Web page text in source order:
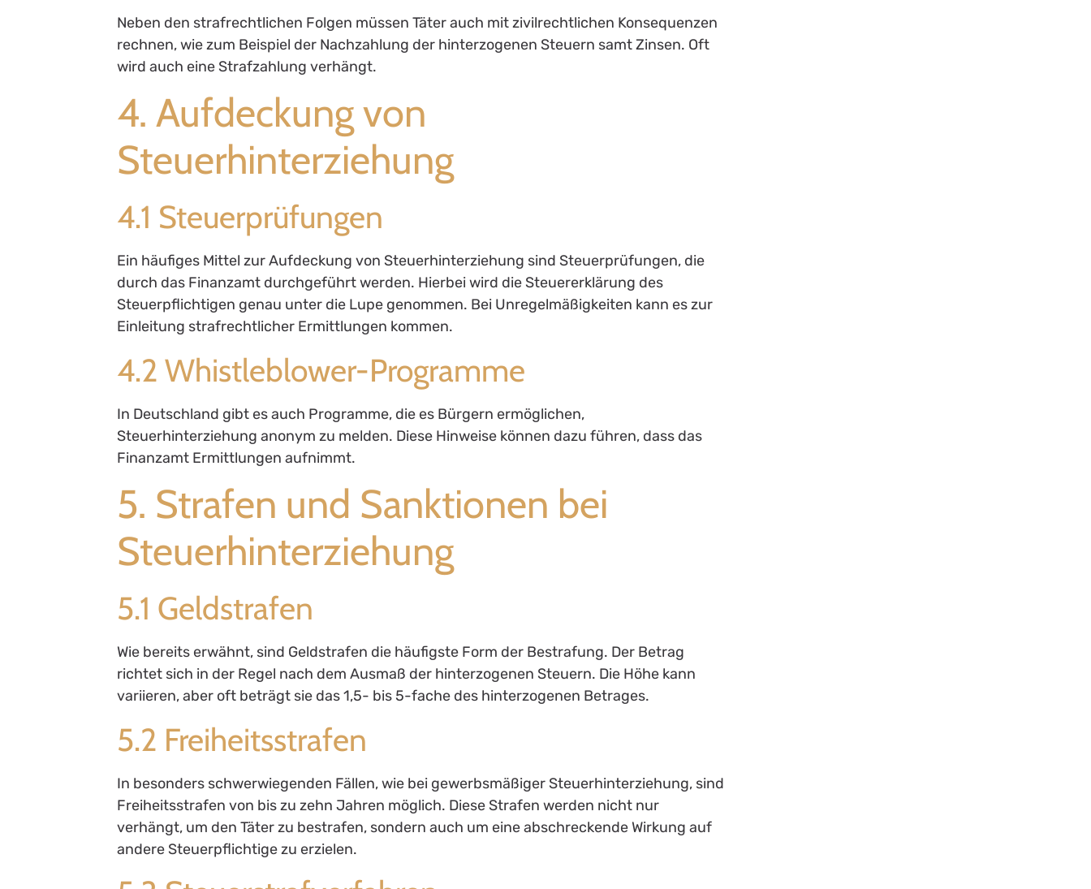
Neben den strafrechtlichen Folgen müssen Täter auch mit zivilrechtlichen Konsequenzen
rechnen, wie zum Beispiel der Nachzahlung der hinterzogenen Steuern samt Zinsen. Oft
wird auch eine Strafzahlung verhängt.
4. Aufdeckung von
Steuerhinterziehung
4.1 Steuerprüfungen
Ein häufiges Mittel zur Aufdeckung von Steuerhinterziehung sind Steuerprüfungen, die
durch das Finanzamt durchgeführt werden. Hierbei wird die Steuererklärung des
Steuerpflichtigen genau unter die Lupe genommen. Bei Unregelmäßigkeiten kann es zur
Einleitung strafrechtlicher Ermittlungen kommen.
4.2 Whistleblower-Programme
In Deutschland gibt es auch Programme, die es Bürgern ermöglichen,
Steuerhinterziehung anonym zu melden. Diese Hinweise können dazu führen, dass das
Finanzamt Ermittlungen aufnimmt.
5. Strafen und Sanktionen bei
Steuerhinterziehung
5.1 Geldstrafen
Wie bereits erwähnt, sind Geldstrafen die häufigste Form der Bestrafung. Der Betrag
richtet sich in der Regel nach dem Ausmaß der hinterzogenen Steuern. Die Höhe kann
variieren, aber oft beträgt sie das 1,5- bis 5-fache des hinterzogenen Betrages.
5.2 Freiheitsstrafen
In besonders schwerwiegenden Fällen, wie bei gewerbsmäßiger Steuerhinterziehung, sind
Freiheitsstrafen von bis zu zehn Jahren möglich. Diese Strafen werden nicht nur
verhängt, um den Täter zu bestrafen, sondern auch um eine abschreckende Wirkung auf
andere Steuerpflichtige zu erzielen.